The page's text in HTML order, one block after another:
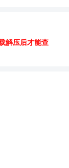
解压后才能查